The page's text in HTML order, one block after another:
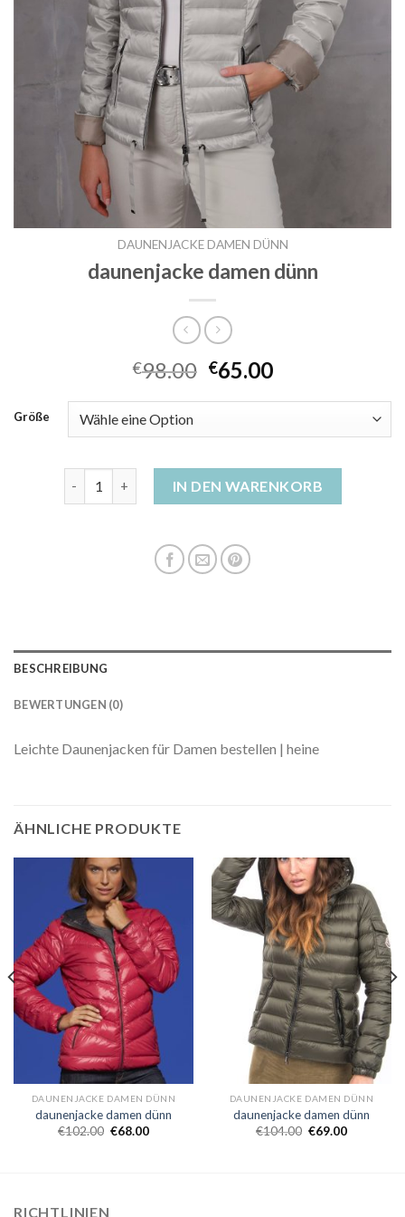
DAUNENJACKE DAMEN DÜNN
daunenjacke damen dünn
€98.00 €65.00
Größe
IN DEN WARENKORB
BESCHREIBUNG
BEWERTUNGEN (0)
Leichte Daunenjacken für Damen bestellen | heine
ÄHNLICHE PRODUKTE
DAUNENJACKE DAMEN DÜNN
daunenjacke damen dünn
€102.00 €68.00
DAUNENJACKE DAMEN DÜNN
daunenjacke damen dünn
€104.00 €69.00
RICHTLINIEN